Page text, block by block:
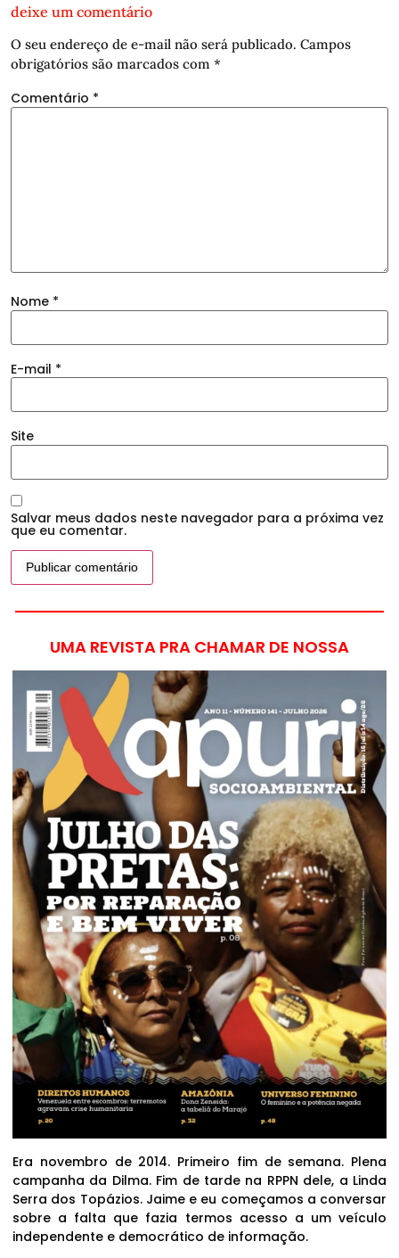
deixe um comentário
O seu endereço de e-mail não será publicado. Campos
obrigatórios são marcados com *
Comentário *
Nome *
E-mail *
Site
Salvar meus dados neste navegador para a próxima vez
que eu comentar.
UMA REVISTA PRA CHAMAR DE NOSSA
Era novembro de 2014. Primeiro fim de semana. Plena
campanha da Dilma. Fim de tarde na RPPN dele, a Linda
Serra dos Topázios. Jaime e eu começamos a conversar
sobre a falta que fazia termos acesso a um veículo
independente e democrático de informação.